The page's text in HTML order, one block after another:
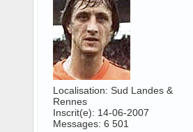
Localisation: Sud Landes &
Rennes
Inscrit(e): 14-06-2007
Messages: 6 501